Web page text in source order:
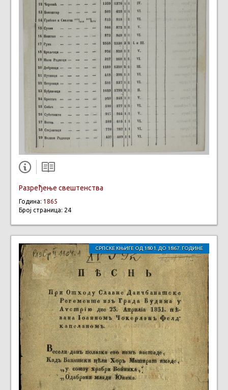
Разређење свештенства
Година: 1865
Број страница: 24
СРПСКЕ КЊИГЕ ОД 1801. ДО 1867. ГОДИНЕ